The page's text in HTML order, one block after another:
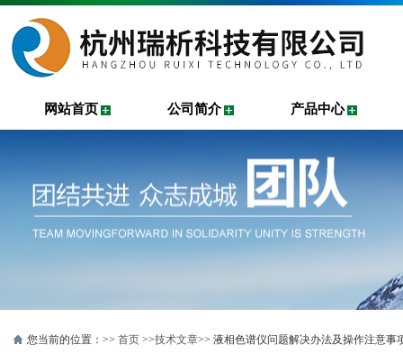
网站首页 公司简介 产品中心
您当前的位置：>> 首页 >>技术文章>> 液相色谱仪问题解决办法及操作注意事